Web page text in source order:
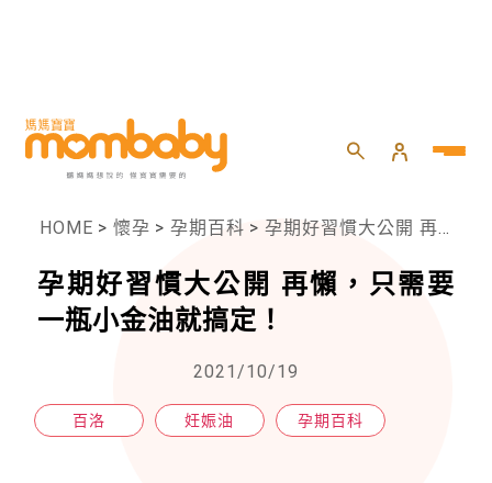
HOME > 懷孕 > 孕期百科 > 孕期好習慣大公開 再懶，只需要一瓶小金油就搞定！
孕期好習慣大公開 再懶，只需要
一瓶小金油就搞定！
2021/10/19
百洛 妊娠油 孕期百科